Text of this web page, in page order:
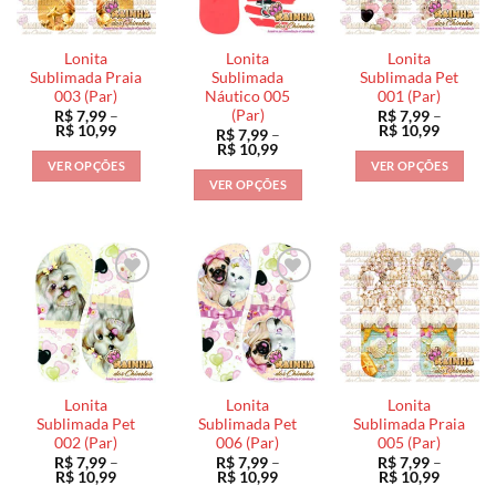
podem
ser
escolhidas
na
página
do
produto
podem
ser
escolhidas
na
página
do
produto
podem
ser
escolhidas
na
página
do
produto
Lonita
Sublimada Praia
003 (Par)
R$7,99 –
R$ 10,99Faixa
preço:
R$ 7,99
através
VER OPÇÕES
várias
variantes.
As
opções
podem
ser
escolhidas
na
página
do
Lonita
Sublimada
Náutico 005
(Par)
R$7,99 –
R$ 10,99Faixa
preço:
R$ 7,99
através
VER OPÇÕES
tem
várias
variantes.
As
opções
podem
ser
escolhidas
na
página
do
Lonita
Sublimada Pet
001 (Par)
R$7,99 –
R$ 10,99Faixa
preço:
R$ 7,99
através
VER OPÇÕES
várias
variantes.
As
opções
podem
ser
escolhidas
na
página
do
Lonita
Sublimada Pet
002 (Par)
R$7,99 –
R$ 10,99Faixa
Lonita
Sublimada Pet
006 (Par)
R$7,99 –
R$ 10,99Faixa
Lonita
Sublimada Praia
005 (Par)
R$7,99 –
R$ 10,99Faixa